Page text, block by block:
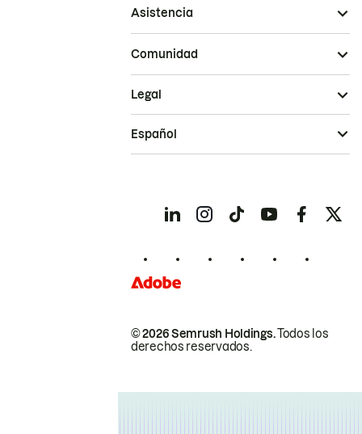
Asistencia
Comunidad
© 2026 Semrush Holdings.Todos los
derechos reservados.
Legal
Español